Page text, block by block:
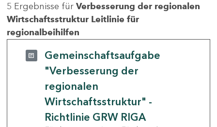
5 Ergebnisse für Verbesserung der regionalen
Wirtschaftsstruktur Leitlinie für
regionalbeihilfen
Gemeinschaftsaufgabe
"Verbesserung der
regionalen
Wirtschaftsstruktur" -
Richtlinie GRW RIGA